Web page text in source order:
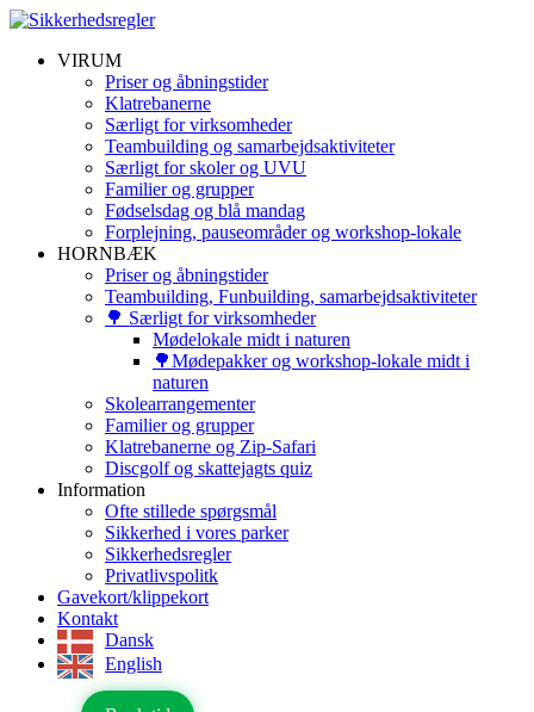
Skip
contentVIRUM
Priser og åbningstider
Klatrebanerne
Særligt for virksomheder
Teambuilding og samarbejdsaktiviteter
Særligt for skoler og UVU
Familier og grupper
Fødselsdag og blå mandag
Forplejning, pauseområder og workshop-lokale
HORNBÆK
Priser og åbningstider
Teambuilding, Funbuilding, samarbejdsaktiviteter
🌳 Særligt for virksomheder
Mødelokale midt i naturen
🌳Mødepakker og workshop-lokale midt i
naturen
Skolearrangementer
Familier og grupper
Klatrebanerne og Zip-Safari
Discgolf og skattejagts quiz
Information
Ofte stillede spørgsmål
Sikkerhed i vores parker
Sikkerhedsregler
Privatlivspolitk
Gavekort/klippekort
Kontakt
Dansk
English